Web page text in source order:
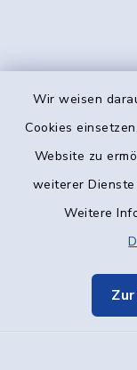
Wir weisen
Cookies
Website zu
weiterer
Weitere